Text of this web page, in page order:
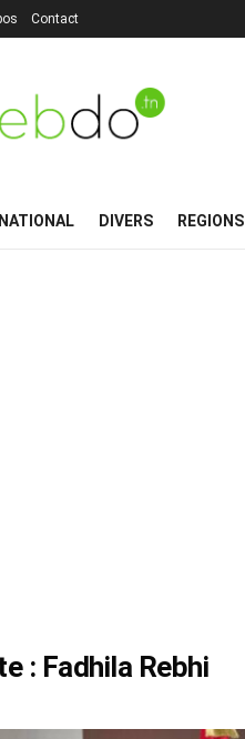
Contact
NATIONAL DIVERS REGIONS
: Fadhila Rebhi